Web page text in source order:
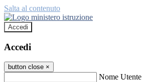
Salta al contenuto
Accedi
Accedi
button close ×
Nome Utente